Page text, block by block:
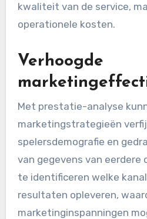
kwaliteit van de service,
operationele kosten.
Verhoogde
Met prestatie-analyse
marketingstrategieën
spelersdemografie en
van gegevens van eerdere
te identificeren welke
resultaten opleveren,
marketinginspanningen